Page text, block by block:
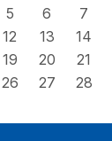
5
6 7
12
13 14
19
20 21
26
27 28